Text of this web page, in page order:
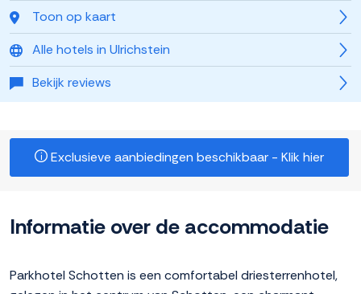
Toon op kaart
Alle hotels in Ulrichstein
Bekijk reviews
Exclusieve aanbiedingen beschikbaar - Klik hier
Informatie over de accommodatie
Parkhotel Schotten is een comfortabel driesterrenhotel,